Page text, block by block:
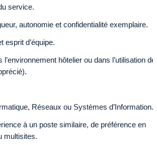
service.
autonomie et confidentialité exemplaire.
esprit d’équipe.
hôtelier ou dans l’utilisation de
Réseaux ou Systèmes d’Information.
à un poste similaire, de préférence en
multisites.